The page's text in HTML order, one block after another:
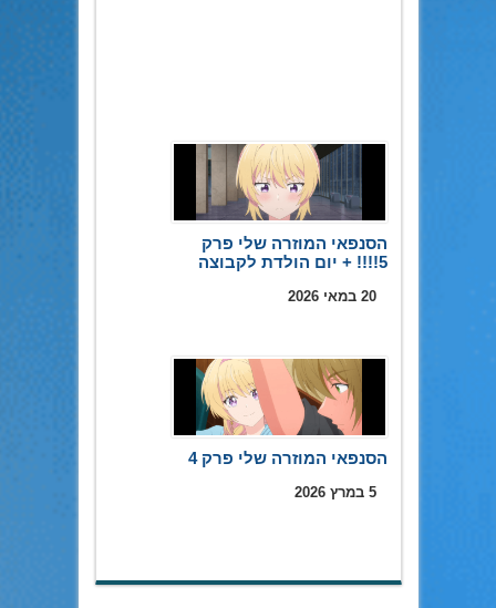
הסנפאי המוזרה שלי פרק
5!!!! + יום הולדת לקבוצה
20 במאי 2026
הסנפאי המוזרה שלי פרק 4
5 במרץ 2026